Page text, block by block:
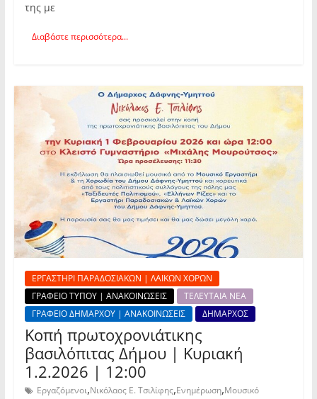
της με
Διαβάστε περισσότερα...
ΕΡΓΑΣΤΗΡΙ ΠΑΡΑΔΟΣΙΑΚΩΝ | ΛΑΙΚΩΝ ΧΟΡΩΝ
ΓΡΑΦΕΙΟ ΤΥΠΟΥ | ΑΝΑΚΟΙΝΩΣΕΙΣ
ΤΕΛΕΥΤΑΙΑ ΝΕΑ
ΓΡΑΦΕΙΟ ΔΗΜΑΡΧΟΥ | ΑΝΑΚΟΙΝΩΣΕΙΣ
ΔΗΜΑΡΧΟΣ
Κοπή πρωτοχρονιάτικης
βασιλόπιτας Δήμου | Κυριακή
1.2.2026 | 12:00
Εργαζόμενοι,Νικόλαος Ε. Τσιλίφης,Ενημέρωση,Μουσικό